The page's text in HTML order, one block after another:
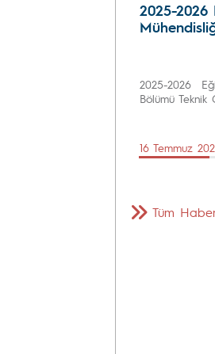
2025-2026
2025-2026
Bölümü Teknik
16 Temmuz
Tüm